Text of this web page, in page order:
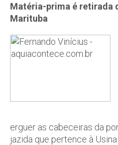
Matéria-prima é retirada
Marituba
erguer as cabeceiras da
jazida que pertence à